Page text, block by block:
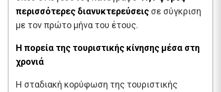
περισσότερες διανυκτερεύσεις σε σύγκριση
με τον πρώτο μήνα του έτους.
Η πορεία της τουριστικής κίνησης μέσα στη
χρονιά
Η σταδιακή κορύφωση της τουριστικής